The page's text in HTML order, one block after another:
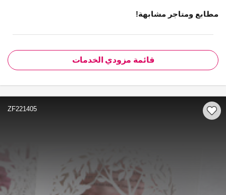
مطابع ومتاجر مشابهة!
قائمة مزودي الخدمات
ZF221405